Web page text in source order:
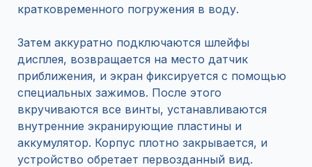
кратковременного погружения в воду.
Затем аккуратно подключаются шлейфы
дисплея, возвращается на место датчик
приближения, и экран фиксируется с помощью
специальных зажимов. После этого
вкручиваются все винты, устанавливаются
внутренние экранирующие пластины и
аккумулятор. Корпус плотно закрывается, и
устройство обретает первозданный вид.